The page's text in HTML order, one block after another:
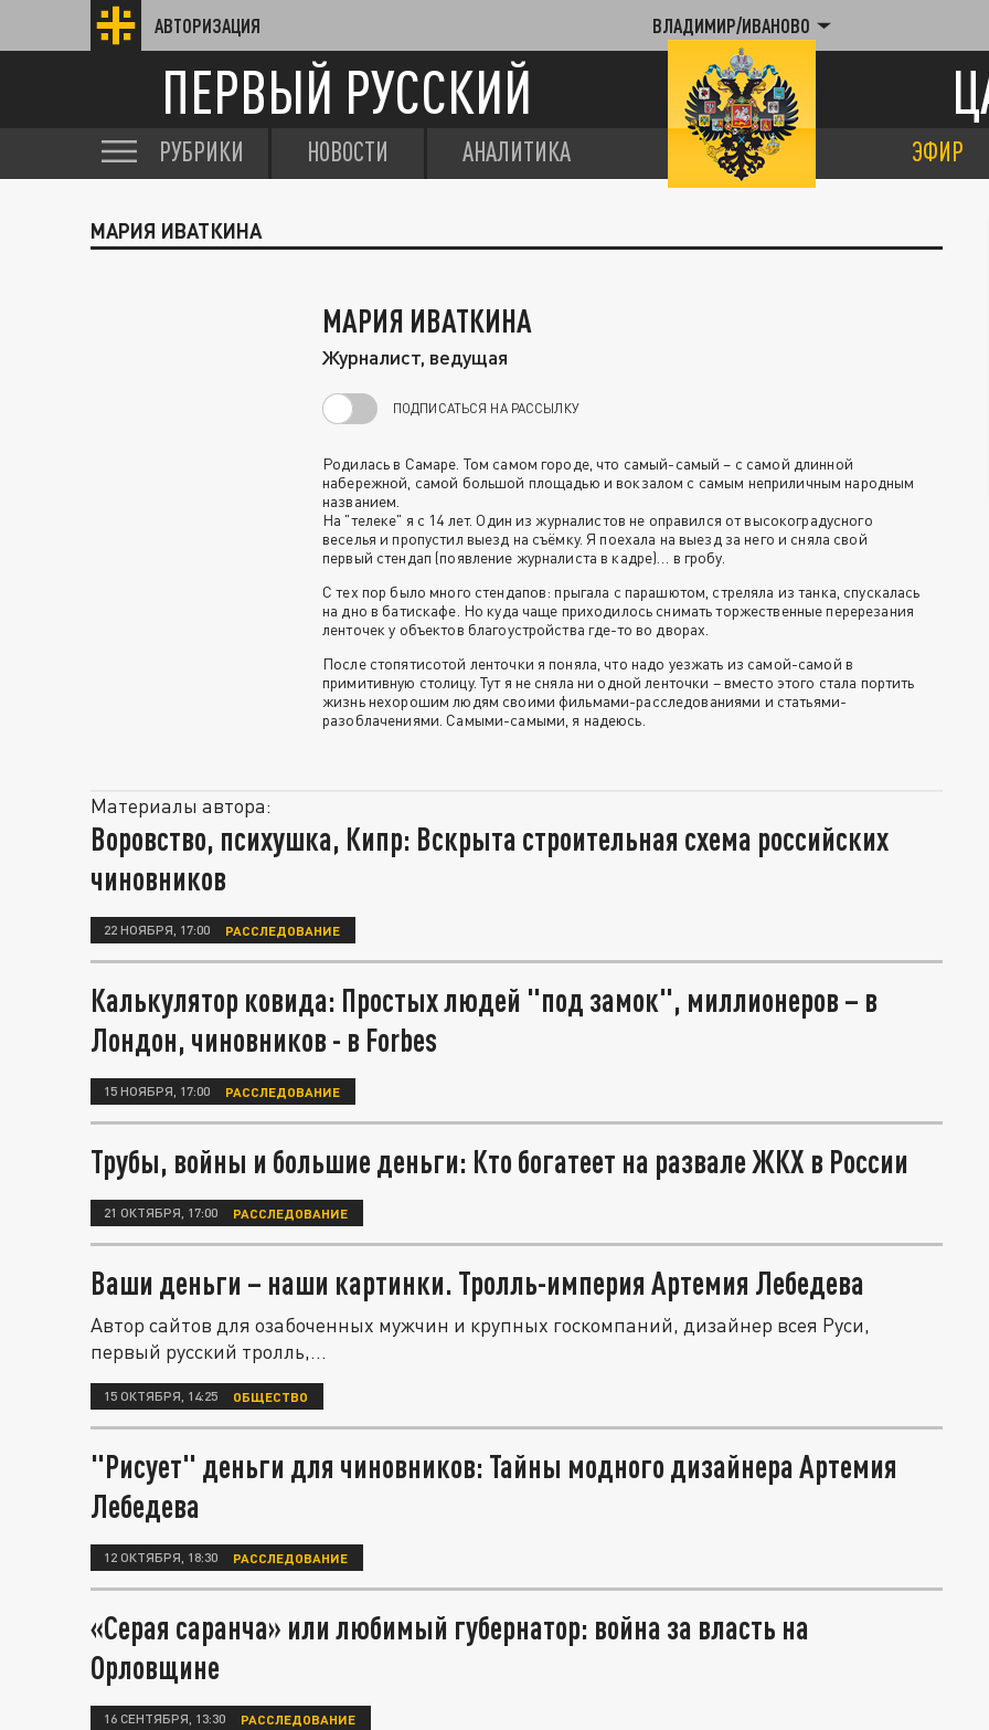
АВТОРИЗАЦИЯ ВЛАДИМИР/ИВАНОВО
ПЕРВЫЙ РУССКИЙ
РУБРИКИ НОВОСТИ АНАЛИТИКА ЭФИР
МАРИЯ ИВАТКИНА
МАРИЯ ИВАТКИНА
Журналист, ведущая
ПОДПИСАТЬСЯ НА РАССЫЛКУ
Родилась в Самаре. Том самом городе, что самый-самый – с самой длинной
набережной, самой большой площадью и вокзалом с самым неприличным народным
названием.
На "телеке" я с 14 лет. Один из журналистов не оправился от высокоградусного
веселья и пропустил выезд на съёмку. Я поехала на выезд за него и сняла свой
первый стендап (появление журналиста в кадре)… в гробу.
С тех пор было много стендапов: прыгала с парашютом, стреляла из танка, спускалась
на дно в батискафе. Но куда чаще приходилось снимать торжественные перерезания
ленточек у объектов благоустройства где-то во дворах.
После стопятисотой ленточки я поняла, что надо уезжать из самой-самой в
примитивную столицу. Тут я не сняла ни одной ленточки – вместо этого стала портить
жизнь нехорошим людям своими фильмами-расследованиями и статьями-
разоблачениями. Самыми-самыми, я надеюсь.
Материалы автора:
Воровство, психушка, Кипр: Вскрыта строительная схема российских
чиновников
22 НОЯБРЯ, 17:00 РАССЛЕДОВАНИЕ
Калькулятор ковида: Простых людей "под замок", миллионеров – в
Лондон, чиновников - в Forbes
15 НОЯБРЯ, 17:00 РАССЛЕДОВАНИЕ
Трубы, войны и большие деньги: Кто богатеет на развале ЖКХ в России
21 ОКТЯБРЯ, 17:00 РАССЛЕДОВАНИЕ
Ваши деньги – наши картинки. Тролль-империя Артемия Лебедева
Автор сайтов для озабоченных мужчин и крупных госкомпаний, дизайнер всея Руси,
первый русский тролль,...
15 ОКТЯБРЯ, 14:25 ОБЩЕСТВО
"Рисует" деньги для чиновников: Тайны модного дизайнера Артемия
Лебедева
12 ОКТЯБРЯ, 18:30 РАССЛЕДОВАНИЕ
«Серая саранча» или любимый губернатор: война за власть на
Орловщине
16 СЕНТЯБРЯ, 13:30 РАССЛЕДОВАНИЕ